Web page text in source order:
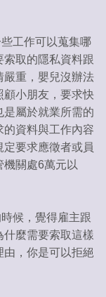
工作可以蒐集哪
取的隱私資料跟
嚴重，嬰兒沒辦法
顧小朋友，要求快
屬於就業所需的
的資料與工作內容
要求應徵者或員
關處6萬元以
候，覺得雇主跟
麼需要索取這樣
由，你是可以拒絕